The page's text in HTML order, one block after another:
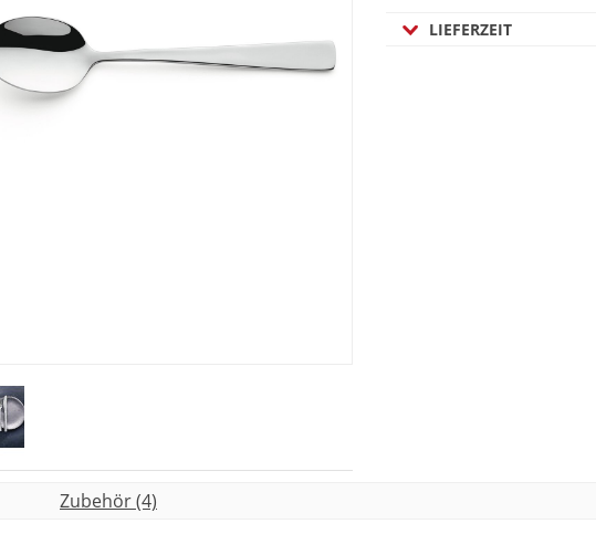
LIEFERZEIT
Zubehör (4)